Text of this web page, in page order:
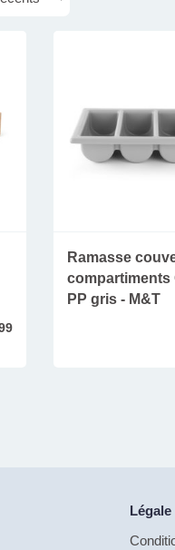
Ramasse
compartiments
PP gris - M&T
Légale